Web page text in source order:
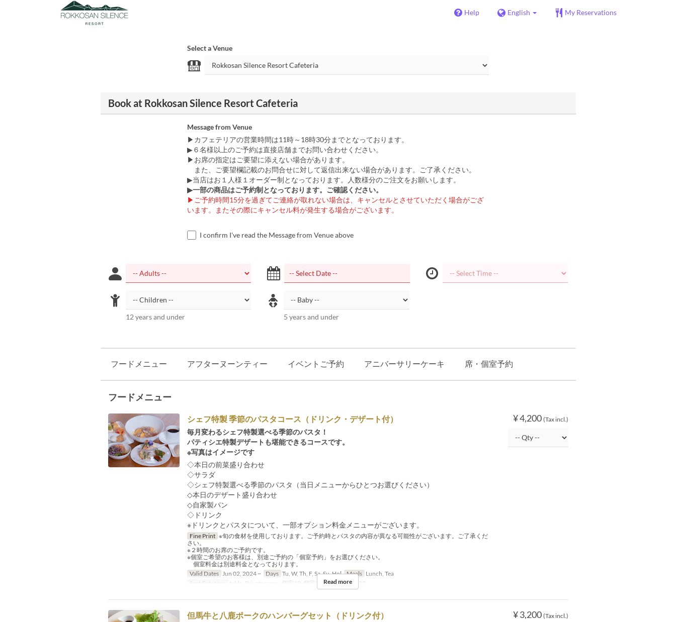
Help English My Reservations
Select a Venue
Book at Rokkosan Silence Resort Cafeteria
Message from Venue
▶カフェテリアの営業時間は11時～18時30分までとなっております。
▶６名様以上のご予約は直接店舗までお問い合わせください。
▶お席の指定はご要望に添えない場合があります。
また、ご要望欄記載のお問合せに対して返信出来ない場合があります。ご了承ください。
▶当店はお１人様１オーダー制となっております。人数様分のご注文をお願いします。
▶一部の商品はご予約制となっております。ご確認ください。
▶︎ご予約時間15分を過ぎてご連絡が取れない場合は、キャンセルとさせていただく場合がござ
います。またその際にキャンセル料が発生する場合がございます。
I confirm I've read the Message from Venue above
12 years and under 5 years and under
フードメニュー アフターヌーンティー イベントご予約 アニバーサリーケーキ 席・個室予約
フードメニュー
¥ 4,200 (Tax incl.)
シェフ特製 季節のパスタコース（ドリンク・デザート付）
毎月変わるシェフ特製選べる季節のパスタ！
パティシエ特製デザートも堪能できるコースです。
※写真はイメージです
◇本日の前菜盛り合わせ
◇サラダ
◇シェフ特製選べる季節のパスタ（当日メニューからひとつお選びください）
◇本日のデザート盛り合わせ
◇自家製パン
◇ドリンク
※ドリンクとパスタについて、一部オプション料金メニューがございます。
Fine Print ※旬の食材を使用しております。ご予約時とパスタの内容が異なる可能性がございます。ご了承くだ
さい。
※２時間のお席のご予約です。
※個室ご希望のお客様は、別途ご予約の「個室予約」をお選びください。
個室料金は別途料金となっております。
Valid Dates Jun 02, 2024 ~ Days Tu, W, Th, F, Sa, Su, Hol Meals Lunch, Tea
Seat Category
table, Private room, 個室19, 個室20, 個室21, 個室22
Read more
¥ 3,200 (Tax incl.)
但馬牛と八鹿ポークのハンバーグセット（ドリンク付）